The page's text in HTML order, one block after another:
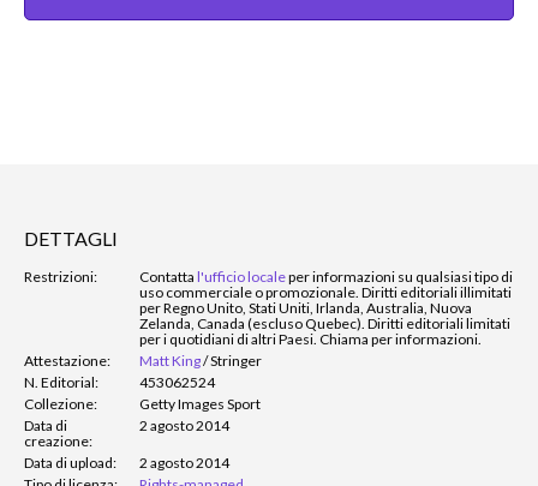
DETTAGLI
Restrizioni: Contatta l'ufficio localeper informazioni su qualsiasi tipo di
uso commerciale o promozionale. Diritti editoriali illimitati
per Regno Unito, Stati Uniti, Irlanda, Australia, Nuova
Zelanda, Canada (escluso Quebec). Diritti editoriali limitati
per i quotidiani di altri Paesi. Chiama per informazioni.
Attestazione:
Matt King/Stringer
N. Editorial:
453062524
Collezione:
Getty Images Sport
Data di
creazione:
2 agosto 2014
Data di upload:
2 agosto 2014